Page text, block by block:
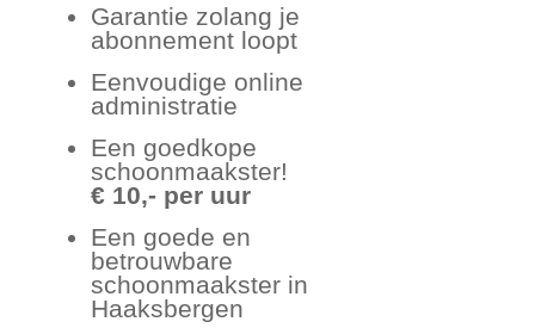
Garantie zolang je
abonnement loopt
Eenvoudige online
administratie
Een goedkope
schoonmaakster!
€ 10,- per uur
Een goede en
betrouwbare
schoonmaakster in
Haaksbergen